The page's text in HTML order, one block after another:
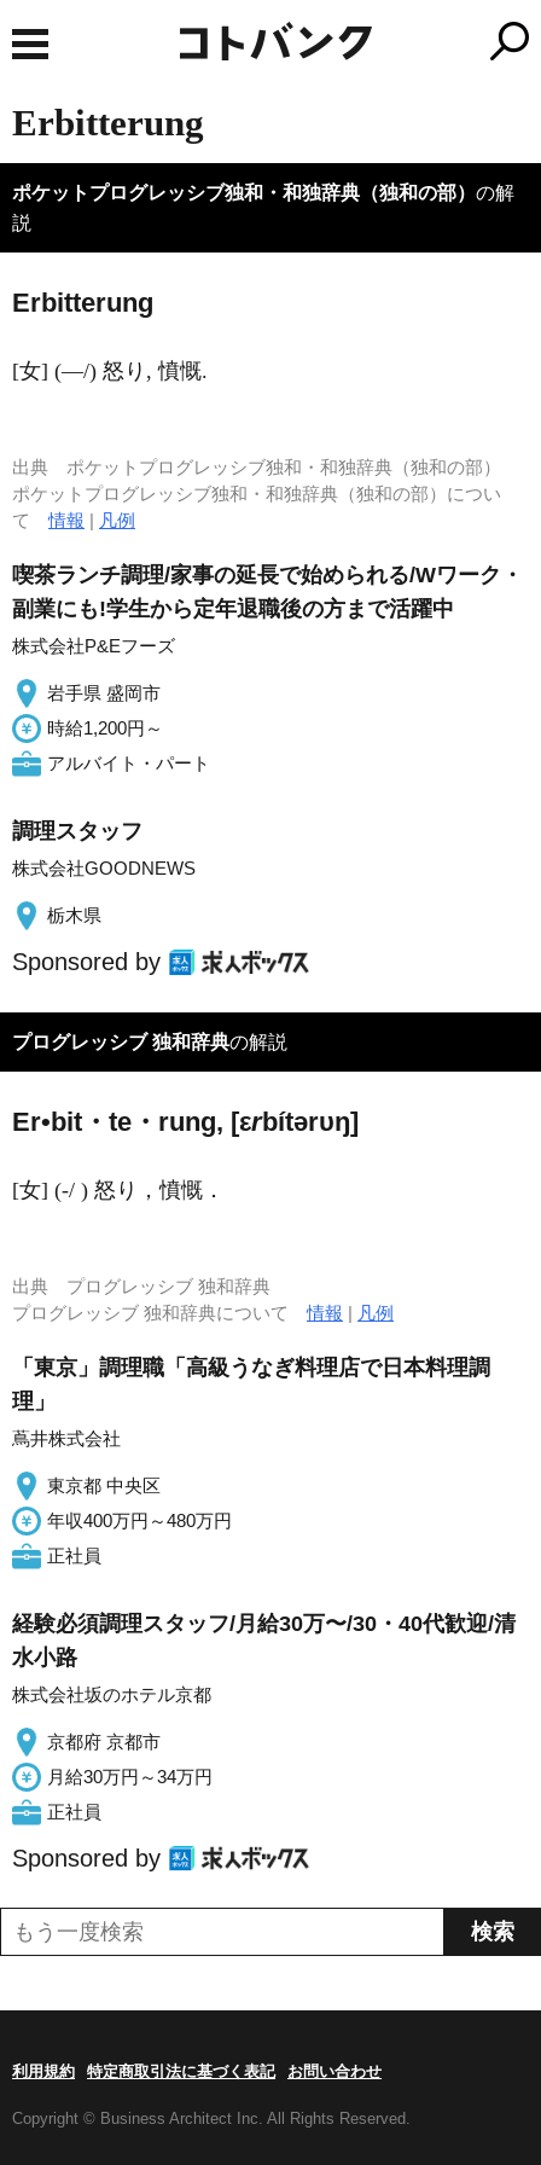
Erbitterung
ポケットプログレッシブ独和・和独辞典（独和の部） の解
説
Erbitterung
[女] (―/) 怒り, 憤慨.
出典 ポケットプログレッシブ独和・和独辞典（独和の部）
ポケットプログレッシブ独和・和独辞典（独和の部）につい
て情報 | 凡例
喫茶ランチ調理/家事の延長で始められる/Wワーク・
副業にも!学生から定年退職後の方まで活躍中
株式会社P&Eフーズ
岩手県 盛岡市
時給1,200円～
アルバイト・パート
調理スタッフ
株式会社GOODNEWS
栃木県
Sponsored by
プログレッシブ 独和辞典の解説
Er•bit・te・rung, [εrbítərυŋ]
[女] (-/ ) 怒り，憤慨．
出典 プログレッシブ 独和辞典
プログレッシブ 独和辞典について情報 | 凡例
「東京」調理職「高級うなぎ料理店で日本料理調
理」
蔦井株式会社
東京都 中央区
年収400万円～480万円
正社員
経験必須調理スタッフ/月給30万〜/30・40代歓迎/清
水小路
株式会社坂のホテル京都
京都府 京都市
月給30万円～34万円
正社員
Sponsored by
利用規約 特定商取引法に基づく表記 お問い合わせ
Copyright © Business Architect Inc. All Rights Reserved.